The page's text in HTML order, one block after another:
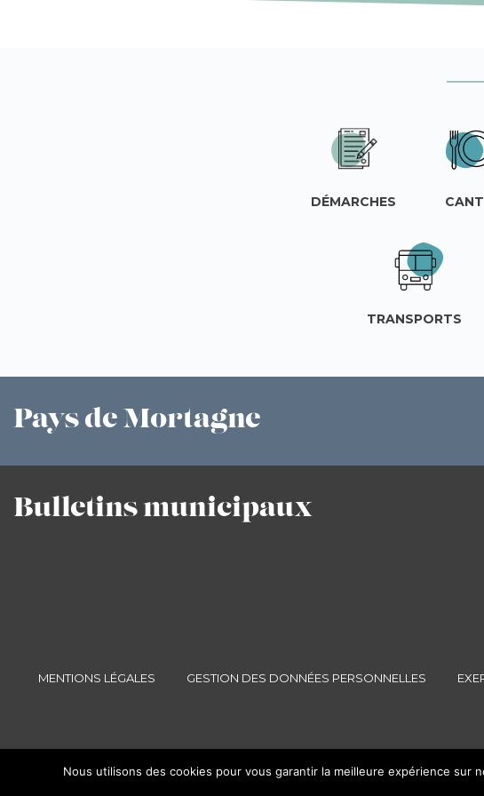
DÉMARCHES
TRANSPORTS
Pays de Mortagne
Bulletinsmunicipaux
MENTIONS LÉGALES GESTION DES DONNÉES PERSONNELLES
Nous utilisons des cookies pour vous garantir la meilleure expérience